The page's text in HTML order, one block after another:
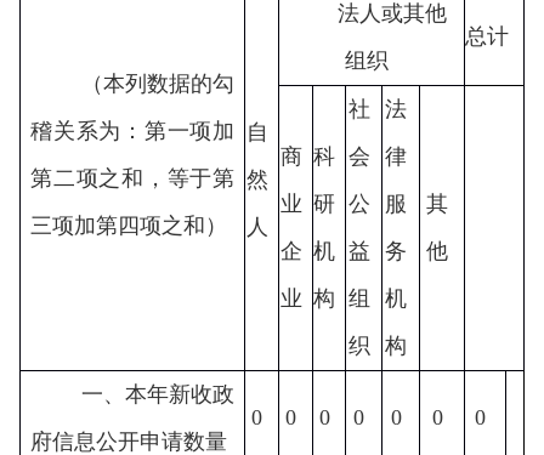
（本列数据的勾
稽关系为：第一项加
第二项之和，等于第
三项加第四项之和）
自
然
人
法人或其他
组织
总计
商
业
企
业
科
研
机
构
社
会
公
益
组
织
法
律
服
务
机
构
其
他
一、本年新收政
府信息公开申请数量
0 0 0 0 0 0 0